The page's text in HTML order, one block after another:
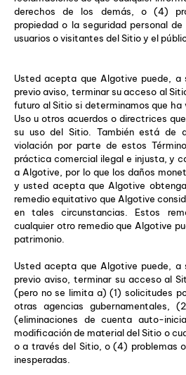
derechos de los demás, o (4)
propiedad o la seguridad personal
usuarios o visitantes del Sitio y el
Usted acepta que Algotive puede, a
previo aviso, terminar su acceso al
futuro al Sitio si determinamos que ha
Uso u otros acuerdos o directrices
su uso del Sitio. También está de
violación por parte de estos
práctica comercial ilegal e injusta, y
a Algotive, por lo que los daños
y usted acepta que Algotive
remedio equitativo que Algotive
en tales circunstancias. Estos
cualquier otro remedio que Algotive
patrimonio.
Usted acepta que Algotive puede, a
previo aviso, terminar su acceso al
(pero no se limita a) (1) solicitudes
otras agencias gubernamentales,
(eliminaciones de cuenta auto-
modificación de material del Sitio o
o a través del Sitio, o (4) problemas
inesperadas.